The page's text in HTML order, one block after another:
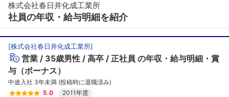
株式会社春日井化成工業所
社員の年収・給与明細を紹介
[株式会社春日井化成工業所]
営業 35歳男性 高卒 正社員 の年収・給与明細・賞
与（ボーナス）
中途入社 3年未満 (投稿時に退職済み)
5.0
2011年度